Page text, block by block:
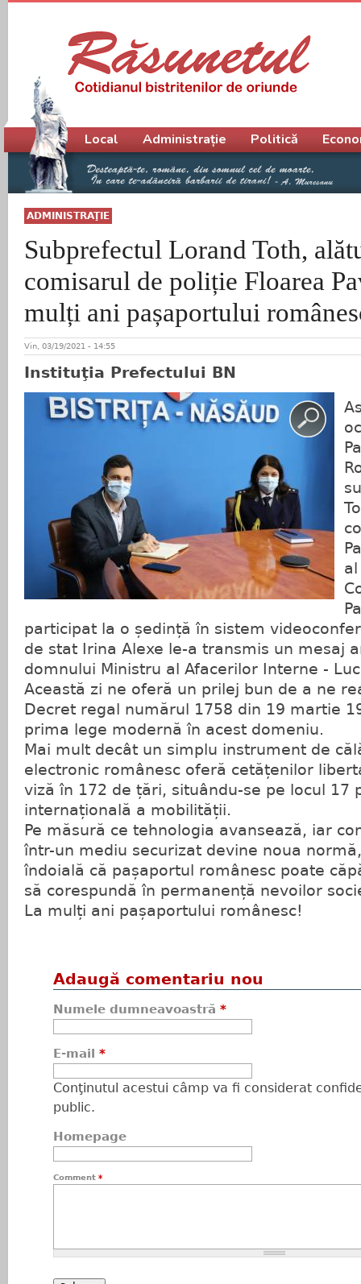
ADMINISTRAŢIE
Subprefectul Lorand Toth,
comisarul de poliție Floarea
mulți ani pașaportului
Vin, 03/19/2021 - 14:55
Instituţia Prefectului BN
al
participat la o ședință în sistem
de stat Irina Alexe le-a transmis un mesaj
domnului Ministru al Afacerilor Interne -
Această zi ne oferă un prilej bun de a ne
Decret regal numărul 1758 din 19 martie
prima lege modernă în acest domeniu.
Mai mult decât un simplu instrument de
electronic românesc oferă cetățenilor
viză în 172 de țări, situându-se pe locul 17
internațională a mobilității.
Pe măsură ce tehnologia avansează, iar
într-un mediu securizat devine noua
îndoială că pașaportul românesc poate
să corespundă în permanență nevoilor
La mulți ani pașaportului românesc!
Adaugă comentariu nou
Numele dumneavoastră *
E-mail *
Conţinutul acestui câmp va fi considerat
public.
Homepage
Comment *
Meniu principal
Local Administrație Politică